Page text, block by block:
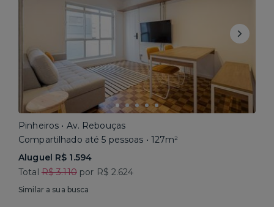
Pinheiros • Av. Rebouças
Compartilhado até 5 pessoas • 127m²
Aluguel R$ 1.594
Total R$ 3.110por R$ 2.624
Similar a sua busca